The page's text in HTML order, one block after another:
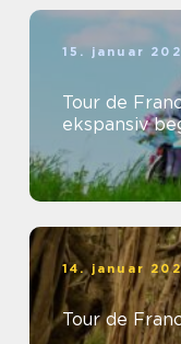
15. januar
Tour de
ekspansiv
14. januar
Tour de